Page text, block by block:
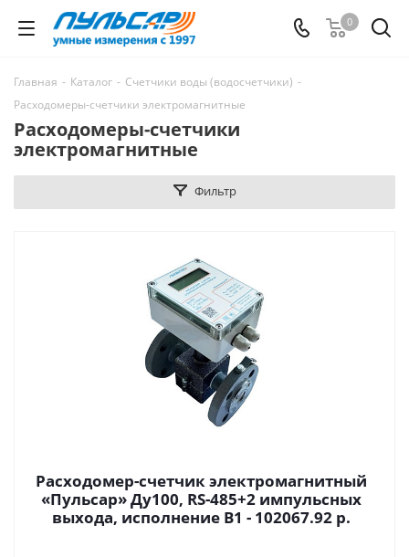
0
Главная - Каталог - Счетчики воды (водосчетчики) -
Расходомеры-счетчики электромагнитные
Расходомеры-счетчики
электромагнитные
Фильтр
Расходомер-счетчик электромагнитный
«Пульсар» Ду100, RS-485+2 импульсных
выхода, исполнение В1 - 102067.92 р.